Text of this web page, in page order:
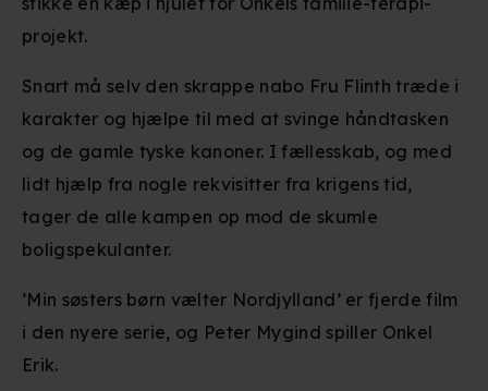
projekt.
Snart må selv den skrappe nabo Fru Flinth træde i
karakter og hjælpe til med at svinge håndtasken
og de gamle tyske kanoner. I fællesskab, og med
lidt hjælp fra nogle rekvisitter fra krigens tid,
tager de alle kampen op mod de skumle
boligspekulanter.
’Min søsters børn vælter Nordjylland’ er fjerde film
i den nyere serie, og Peter Mygind spiller Onkel
Erik.